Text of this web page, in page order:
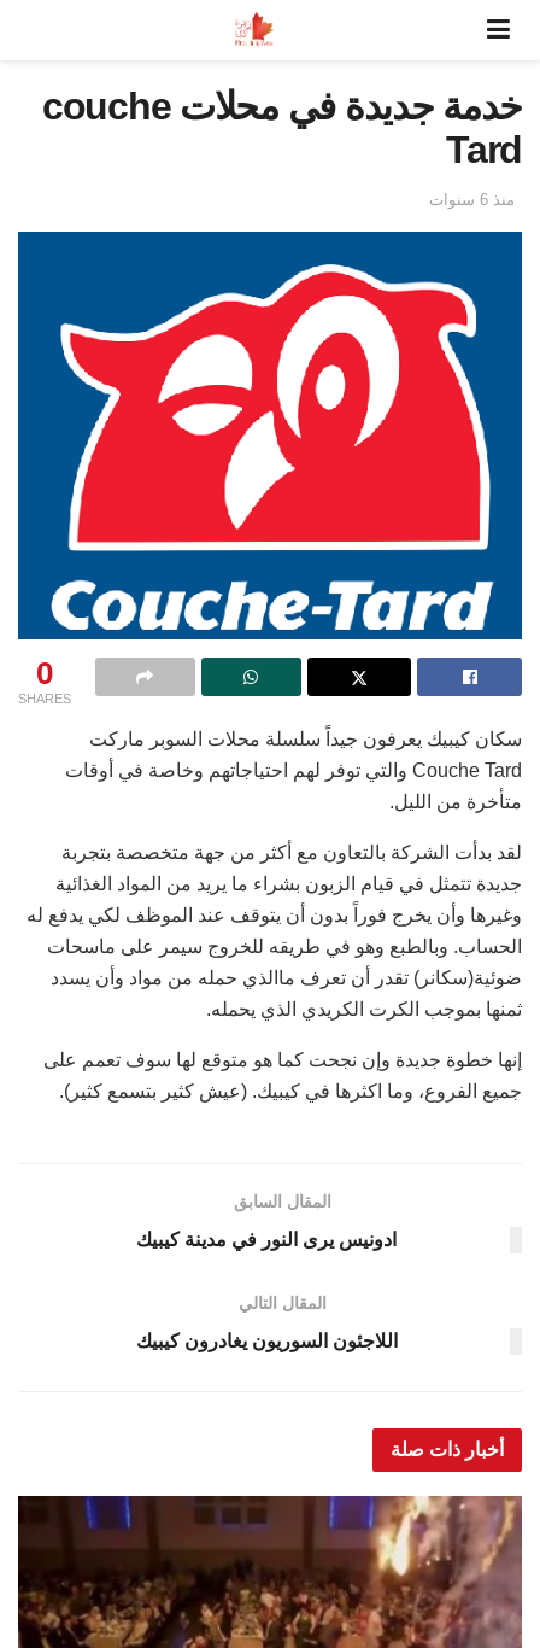
خدمة جديدة في محلات couche
Tard
منذ 6 سنوات
0
SHARES
سكان كيبيك يعرفون جيداً سلسلة محلات السوبر ماركت
Couche Tard والتي توفر لهم احتياجاتهم وخاصة في أوقات
متأخرة من الليل.
لقد بدأت الشركة بالتعاون مع أكثر من جهة متخصصة بتجربة
جديدة تتمثل في قيام الزبون بشراء ما يريد من المواد الغذائية
وغيرها وأن يخرج فوراً بدون أن يتوقف عند الموظف لكي يدفع له
الحساب. وبالطبع وهو في طريقه للخروج سيمر على ماسحات
ضوئية(سكانر) تقدر أن تعرف ماالذي حمله من مواد وأن يسدد
ثمنها بموجب الكرت الكريدي الذي يحمله.
إنها خطوة جديدة وإن نجحت كما هو متوقع لها سوف تعمم على
جميع الفروع، وما اكثرها في كيبيك. (عيش كثير بتسمع كثير).
المقال السابق
ادونيس يرى النور في مدينة كيبيك
المقال التالي
اللاجئون السوريون يغادرون كيبيك
أخبار ذات صلة